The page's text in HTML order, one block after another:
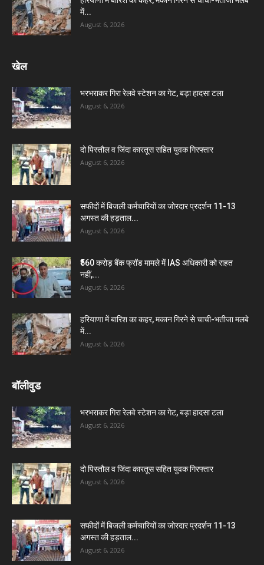
में...
August 6, 2026
खेल
भरभराकर गिरा रेलवे स्टेशन का गेट, बड़ा हादसा टला
August 6, 2026
दो पिस्तौल व जिंदा कारतूस सहित युवक गिरफ्तार
August 6, 2026
सफीदों में बिजली कर्मचारियों का जोरदार प्रदर्शन 11-13
अगस्त की हड़ताल...
August 6, 2026
₹560 करोड़ बैंक फ्रॉड मामले में IAS अधिकारी को राहत
नहीं,...
August 6, 2026
हरियाणा में बारिश का कहर, मकान गिरने से चाची-भतीजा मलबे
में...
August 6, 2026
बॉलीवुड
भरभराकर गिरा रेलवे स्टेशन का गेट, बड़ा हादसा टला
August 6, 2026
दो पिस्तौल व जिंदा कारतूस सहित युवक गिरफ्तार
August 6, 2026
सफीदों में बिजली कर्मचारियों का जोरदार प्रदर्शन 11-13
अगस्त की हड़ताल...
August 6, 2026